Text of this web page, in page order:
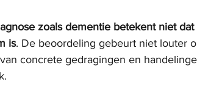
zoals dementie betekent niet dat
is. De beoordeling gebeurt niet louter
concrete gedragingen en